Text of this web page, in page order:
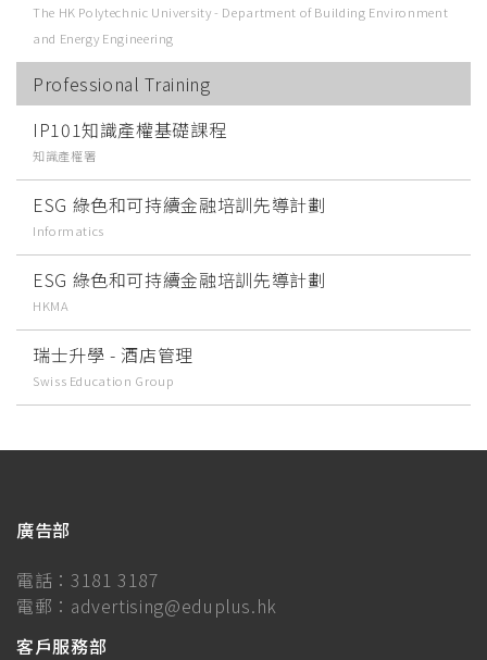
The HK Polytechnic University - Department of Building Environment
and Energy Engineering
Professional Training
IP101知識產權基礎課程
知識產權署
ESG 綠色和可持續金融培訓先導計劃
Informatics
ESG 綠色和可持續金融培訓先導計劃
HKMA
瑞士升學 - 酒店管理
Swiss Education Group
廣告部
電話： 3181 3187
電郵： advertising@eduplus.hk
客戶服務部